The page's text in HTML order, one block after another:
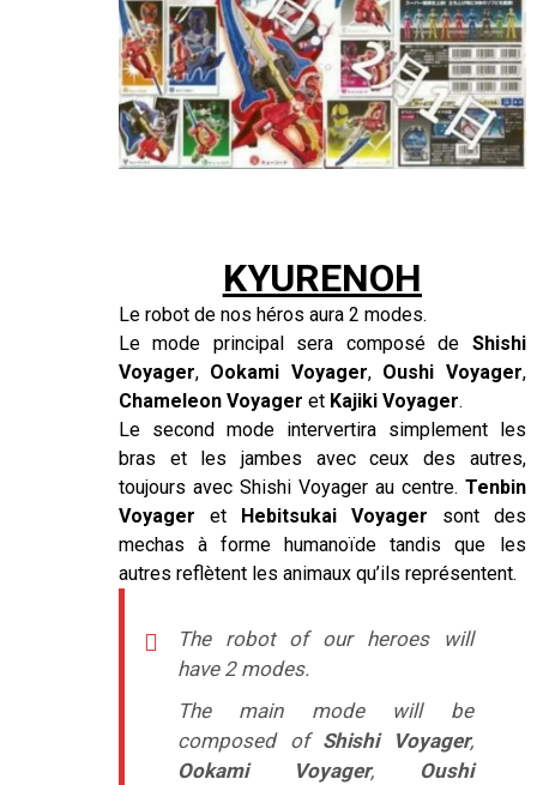
KYURENOH
Le robot de nos héros aura 2 modes.
Le mode principal sera composé de Shishi
Voyager, Ookami Voyager, Oushi Voyager,
Chameleon Voyager et Kajiki Voyager.
Le second mode intervertira simplement les
bras et les jambes avec ceux des autres,
toujours avec Shishi Voyager au centre. Tenbin
Voyager et Hebitsukai Voyager sont des
mechas à forme humanoïde tandis que les
autres reflètent les animaux qu’ils représentent.
The robot of our heroes will
have 2 modes.
The main mode will be
composed of Shishi Voyager,
Ookami Voyager,
Oushi